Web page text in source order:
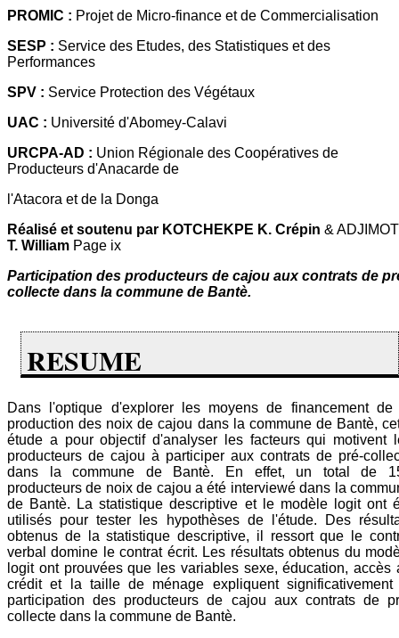
PROMIC : Projet de Micro-finance et de Commercialisation
SESP : Service des Etudes, des Statistiques et des
Performances
SPV : Service Protection des Végétaux
UAC : Université d'Abomey-Calavi
URCPA-AD : Union Régionale des Coopératives de
Producteurs d'Anacarde de
l'Atacora et de la Donga
Réalisé et soutenu par KOTCHEKPE K. Crépin &
T. William Page ix
Participation des producteurs de cajou aux contrats de
collecte dans la commune de Bantè.
RESUME
Dans l'optique d'explorer les moyens de financement de
production des noix de cajou dans la commune de Bantè,
étude a pour objectif d'analyser les facteurs qui motivent
producteurs de cajou à participer aux contrats de pré-
dans la commune de Bantè. En effet, un total de
producteurs de noix de cajou a été interviewé dans la
de Bantè. La statistique descriptive et le modèle logit ont
utilisés pour tester les hypothèses de l'étude. Des
obtenus de la statistique descriptive, il ressort que le
verbal domine le contrat écrit. Les résultats obtenus du
logit ont prouvées que les variables sexe, éducation, accès
crédit et la taille de ménage expliquent significativement
participation des producteurs de cajou aux contrats de
collecte dans la commune de Bantè.